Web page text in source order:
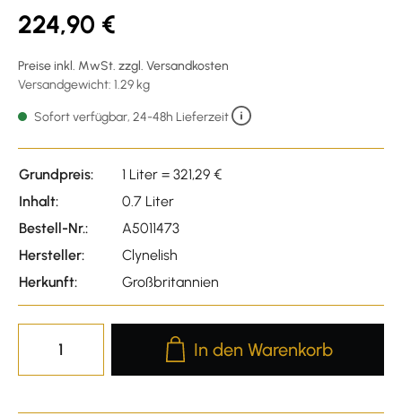
224,90 €
Preise inkl. MwSt. zzgl. Versandkosten
Versandgewicht: 1.29 kg
Sofort verfügbar, 24-48h Lieferzeit
Grundpreis:
1 Liter = 321,29 €
Inhalt:
0.7 Liter
Bestell-Nr.:
A5011473
Hersteller:
Clynelish
Herkunft:
Großbritannien
Produkt Anzahl: Gib den
In den Warenkorb